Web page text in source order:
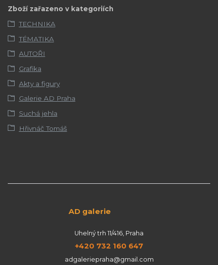
Zboží zařazeno v kategoriích
TECHNIKA
TÉMATIKA
AUTOŘI
Grafika
Akty a figury
Galerie AD Praha
Suchá jehla
Hřivnáč Tomáš
AD galerie
Uhelný trh 11/416, Praha
+420 732 160 647
adgaleriepraha@gmail.com